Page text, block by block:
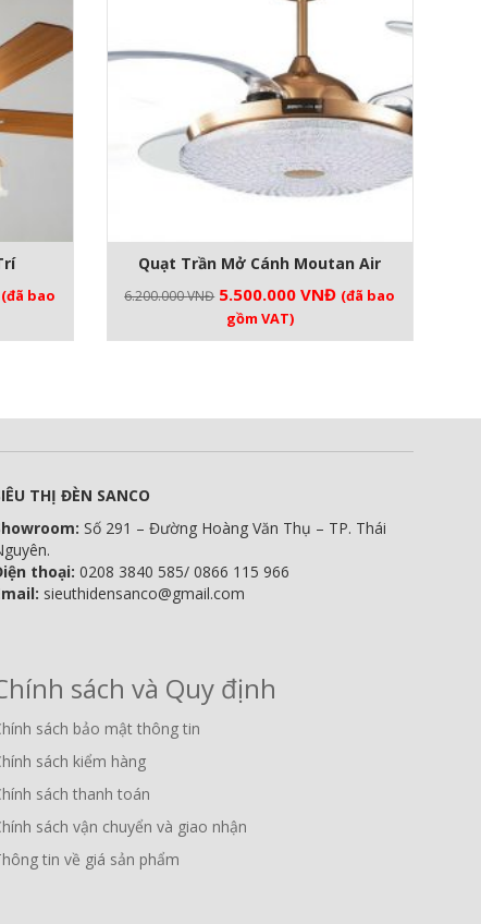
(đã bao
Quạt Trần Mở Cánh Moutan Air
6.200.000VNĐ Giá
gốc
là:
5.500.000VNĐGiá
tại
(đã bao
gồm VAT)
THỊ ĐÈN SANCO
Số 291 – Đường Hoàng Văn Thụ – TP. Thái
thoại: 0208 3840 585/ 0866 115 966
sieuthidensanco@gmail.com
sách và Quy định
sách bảo mật thông tin
sách kiểm hàng
sách thanh toán
sách vận chuyển và giao nhận
tin về giá sản phẩm